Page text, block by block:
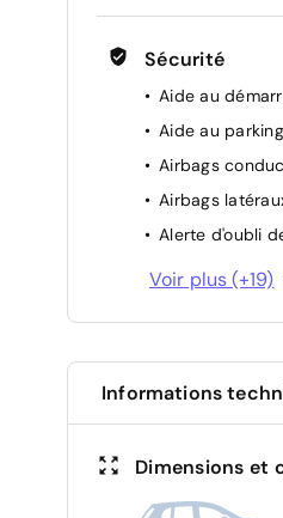
Sécurité
Aide au
Aide au
Airbags
Airbags
Alerte d'oubli
Appel d'urgence
switch
Clé rétractable
Compteur
Voir plus (+19)
Informations
Dimensions et